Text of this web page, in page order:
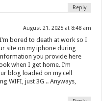
Reply
August 21, 2025 at 8:48 am
bored to death at work so I
site on my iphone during
you provide here
when I get home. I’m
blog loaded on my cell
WIFI, just 3G .. Anyways,